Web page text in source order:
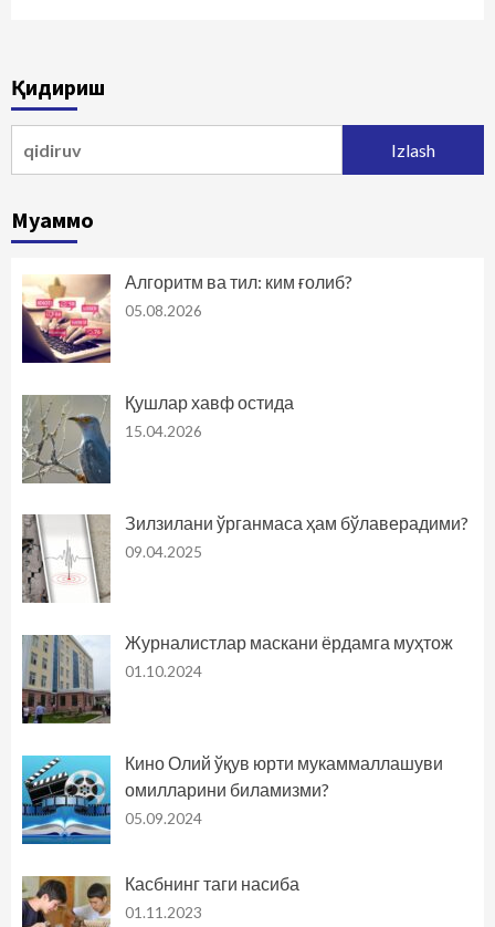
Қидириш
Муаммо
Алгоритм ва тил: ким ғолиб?
05.08.2026
Қушлар хавф остида
15.04.2026
Зилзилани ўрганмаса ҳам бўлаверадими?
09.04.2025
Журналистлар маскани ёрдамга муҳтож
01.10.2024
Кино Олий ўқув юрти мукаммаллашуви
омилларини биламизми?
05.09.2024
Касбнинг таги насиба
01.11.2023